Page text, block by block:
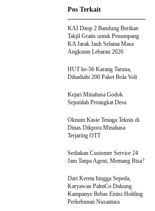
Pos Terkait
KAI Daop 2 Bandung Berikan
Takjil Gratis untuk Penumpang
KA Jarak Jauh Selama Masa
Angkutan Lebaran 2026
HUT ke-56 Karang Taruna,
Dihadiahi 200 Paket Bola Voli
Kejari Minahasa Godok
Sejumlah Perangkat Desa
Oknum Kasie Tenaga Teknis di
Dinas Dikpora Minahasa
Terjaring OTT
Sediakan Customer Service 24
Jam Tanpa Agent, Memang Bisa?
Dari Kereta hingga Sepeda,
Karyawan PalmCo Dukung
Kampanye Bebas Emisi Holding
Perkebunan Nusantara